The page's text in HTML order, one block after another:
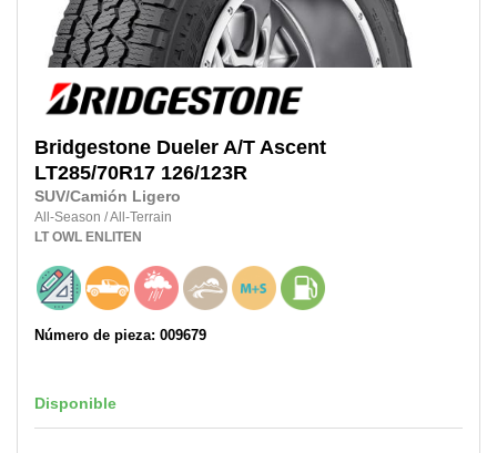
Bridgestone Dueler A/T Ascent
LT285/70R17 126/123R
SUV/Camión Ligero
All-Season /All-Terrain
LT OWL ENLITEN
Número de pieza: 009679
Disponible